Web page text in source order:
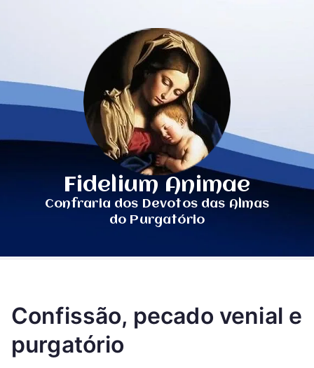
Fidelium Animae
Confraria dos Devotos das Almas
do Purgatório
Confissão, pecado venial e
purgatório